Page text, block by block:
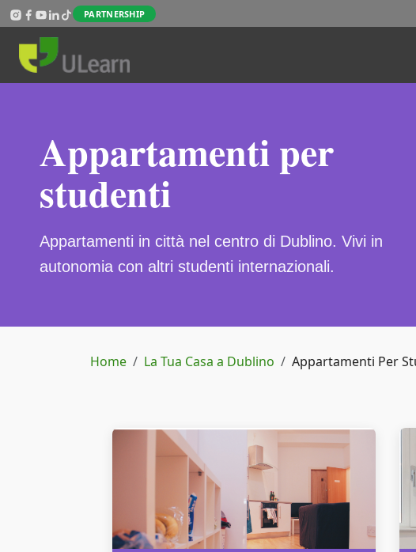
Salta al contenuto principale
PARTNERSHIP
Appartamenti per
studenti
Appartamenti in città nel centro di Dublino. Vivi in
autonomia con altri studenti internazionali.
Briciole di pane
Home La Tua Casa a Dublino Appartamenti Per